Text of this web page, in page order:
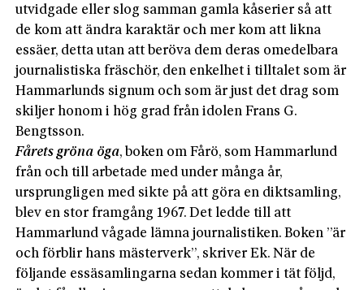
utvidgade eller slog samman gamla kåserier så att
de kom att ändra karaktär och mer kom att likna
essäer, detta utan att beröva dem deras omedelbara
journalistiska fräschör, den enkelhet i tilltalet som är
Hammarlunds signum och som är just det drag som
skiljer honom i hög grad från idolen Frans G.
Bengtsson.
Fårets gröna öga, boken om Fårö, som Hammarlund
från och till arbetade med under många år,
ursprungligen med sikte på att göra en diktsamling,
blev en stor framgång 1967. Det ledde till att
Hammarlund vågade lämna journalistiken. Boken ”är
och förblir hans mästerverk”, skriver Ek. När de
följande essäsamlingarna sedan kommer i tät följd,